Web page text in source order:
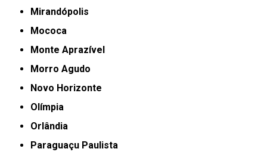
Mirandópolis
Mococa
Monte Aprazível
Morro Agudo
Novo Horizonte
Olímpia
Orlândia
Paraguaçu Paulista